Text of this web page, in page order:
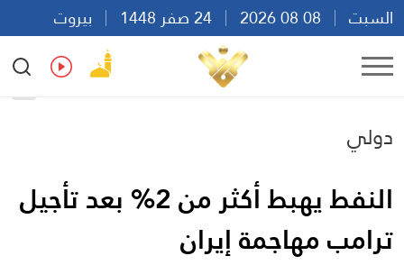
السبت
بيروت
06:36
Ar
دولي
النفط يهبط أكثر من 2% بعد تأجيل
ترامب مهاجمة إيران